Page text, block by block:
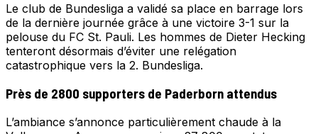
Le club de Bundesliga a validé sa place en barrage lors
de la dernière journée grâce à une victoire 3-1 sur la
pelouse du FC St. Pauli. Les hommes de Dieter Hecking
tenteront désormais d’éviter une relégation
catastrophique vers la 2. Bundesliga.
Près de 2800 supporters de Paderborn attendus
L’ambiance s’annonce particulièrement chaude à la